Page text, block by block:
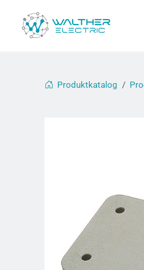
Produktkatalog